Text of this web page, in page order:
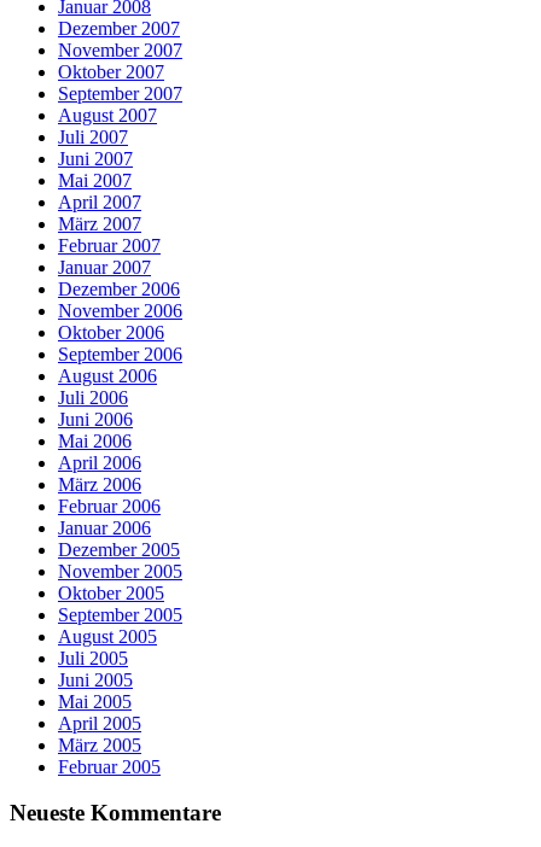
Januar 2008
Dezember 2007
November 2007
Oktober 2007
September 2007
August 2007
Juli 2007
Juni 2007
Mai 2007
April 2007
März 2007
Februar 2007
Januar 2007
Dezember 2006
November 2006
Oktober 2006
September 2006
August 2006
Juli 2006
Juni 2006
Mai 2006
April 2006
März 2006
Februar 2006
Januar 2006
Dezember 2005
November 2005
Oktober 2005
September 2005
August 2005
Juli 2005
Juni 2005
Mai 2005
April 2005
März 2005
Februar 2005
Neueste Kommentare